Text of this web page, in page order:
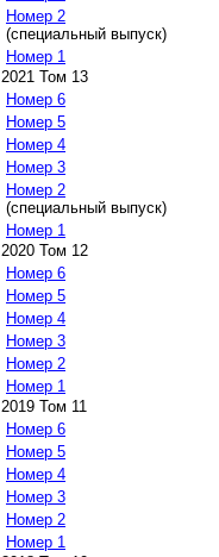
Номер 2
(специальный выпуск)
Номер 1
2021 Том 13
Номер 6
Номер 5
Номер 4
Номер 3
Номер 2
(специальный выпуск)
Номер 1
2020 Том 12
Номер 6
Номер 5
Номер 4
Номер 3
Номер 2
Номер 1
2019 Том 11
Номер 6
Номер 5
Номер 4
Номер 3
Номер 2
Номер 1